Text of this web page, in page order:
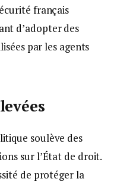
français
d’adopter des
par les agents
soulève des
sur l’État de droit.
de protéger la